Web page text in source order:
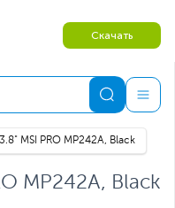
Скачать
MSI PRO MP242A, Black
MP242A, Black